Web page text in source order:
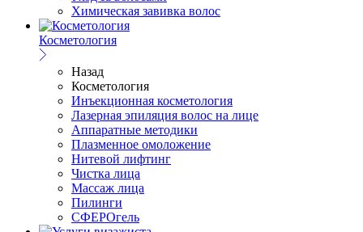
Химическая завивка волос
Косметология
Назад
Косметология
Инъекционная косметология
Лазерная эпиляция волос на лице
Аппаратные методики
Плазменное омоложение
Нитевой лифтинг
Чистка лица
Массаж лица
Пилинги
СФЕРОгель